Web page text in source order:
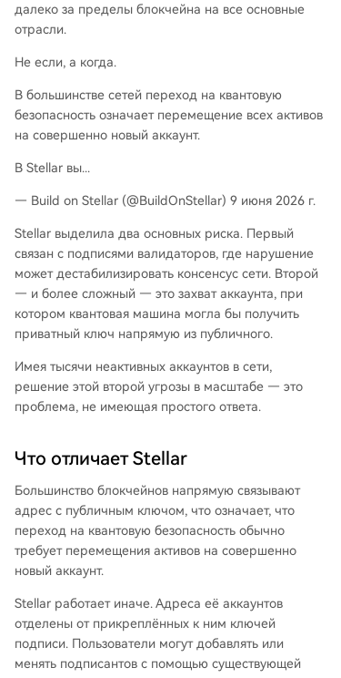
далеко за пределы блокчейна на все основные
отрасли.
Не если, а когда.
В большинстве сетей переход на квантовую
безопасность означает перемещение всех активов
на совершенно новый аккаунт.
В Stellar вы...
— Build on Stellar (@BuildOnStellar) 9 июня 2026 г.
Stellar выделила два основных риска. Первый
связан с подписями валидаторов, где нарушение
может дестабилизировать консенсус сети. Второй
— и более сложный — это захват аккаунта, при
котором квантовая машина могла бы получить
приватный ключ напрямую из публичного.
Имея тысячи неактивных аккаунтов в сети,
решение этой второй угрозы в масштабе — это
проблема, не имеющая простого ответа.
Что отличает Stellar
Большинство блокчейнов напрямую связывают
адрес с публичным ключом, что означает, что
переход на квантовую безопасность обычно
требует перемещения активов на совершенно
новый аккаунт.
Stellar работает иначе. Адреса её аккаунтов
отделены от прикреплённых к ним ключей
подписи. Пользователи могут добавлять или
менять подписантов с помощью существующей